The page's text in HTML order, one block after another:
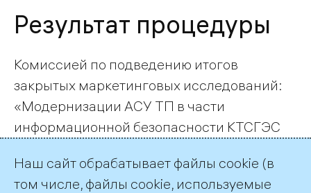
Результат процедуры
Комиссией по подведению итогов
закрытых маркетинговых исследований:
«Модернизации АСУ ТП в части
информационной безопасности КТСГЭС
заключить договор с лицом, от которого
получено лучшее предложение: ООО
Наш сайт обрабатывает файлы cookie (в
том числе, файлы cookie, используемые